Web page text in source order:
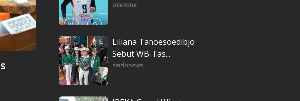
okezone
Liliana Tanoesoedibjo
Sebut WBI Fas...
sindonews